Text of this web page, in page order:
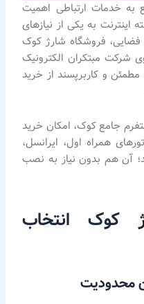
به خدمات ارتباطی اهمیت
اینترنت به یکی از نیازهای
فروشگاه شارژ کوک
شرکت مبتکران الکترونیک
و کاربرپسند از خرید
جامع کوک، امکان خرید
همراه اول، ایرانسل،
آن هم بدون نیاز به نصب
کوک انتخاب